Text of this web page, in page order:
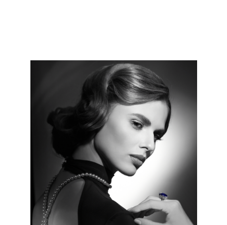
ЗАПИСАТЬСЯ НА ФОТОСЕССИЮ
Харáктерности Вашему образу придаст
причёска “Голливудская волна”, в которой
волосы укладываются один к одному с
мягким изгибом. Благодаря этому, Ваш
образ наполняется роскошью и
ПРИЧËСКА